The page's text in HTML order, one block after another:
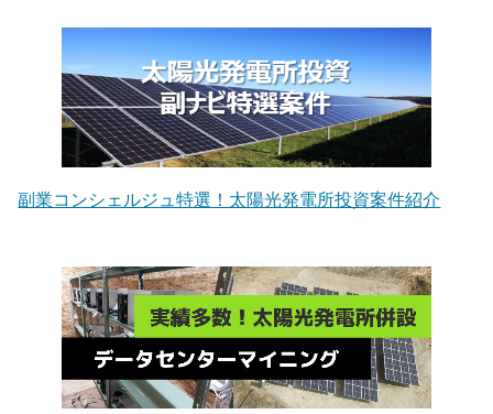
副業コンシェルジュ特選！太陽光発電所投資案件紹介